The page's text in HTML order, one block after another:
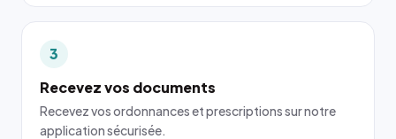
3
Recevez vos documents
Recevez vos ordonnances et prescriptions sur notre
application sécurisée.